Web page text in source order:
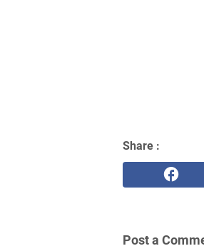
Share :
Post a